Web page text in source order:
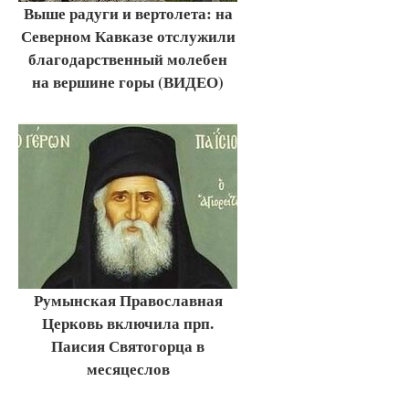
Выше радуги и вертолета: на
Северном Кавказе отслужили
благодарственный молебен
на вершине горы (ВИДЕО)
Румынская Православная
Церковь включила прп.
Паисия Святогорца в
месяцеслов